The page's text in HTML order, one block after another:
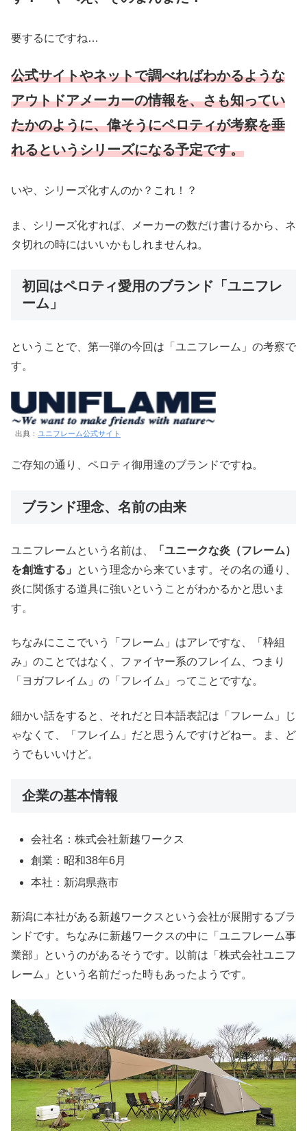
要するにですね…
公式サイトやネットで調べればわかるような
アウトドアメーカーの情報を、さも知ってい
たかのように、偉そうにペロティが考察を垂
れるというシリーズになる予定です。
いや、シリーズ化すんのか？これ！？
ま、シリーズ化すれば、メーカーの数だけ書けるから、ネ
タ切れの時にはいいかもしれませんね。
初回はペロティ愛用のブランド「ユニフレ
ーム」
ということで、第一弾の今回は「ユニフレーム」の考察で
す。
出典： ユニフレーム公式サイト
ご存知の通り、ペロティ御用達のブランドですね。
ブランド理念、名前の由来
ユニフレームという名前は、
「ユニークな炎（フレーム）
を創造する」
という理念から来ています。その名の通り、
炎に関係する道具に強いということがわかるかと思いま
す。
ちなみにここでいう「フレーム」はアレですな、「枠組
み」のことではなく、ファイヤー系のフレイム、つまり
「ヨガフレイム」の「フレイム」ってことですな。
細かい話をすると、それだと日本語表記は「フレーム」じ
ゃなくて、「フレイム」だと思うんですけどねー。ま、ど
うでもいいけど。
企業の基本情報
会社名：株式会社新越ワークス
創業：昭和38年6月
本社：新潟県燕市
新潟に本社がある新越ワークスという会社が展開するブラ
ンドです。ちなみに新越ワークスの中に「ユニフレーム事
業部」というのがあるそうです。以前は「株式会社ユニフ
レーム」という名前だった時もあったようです。